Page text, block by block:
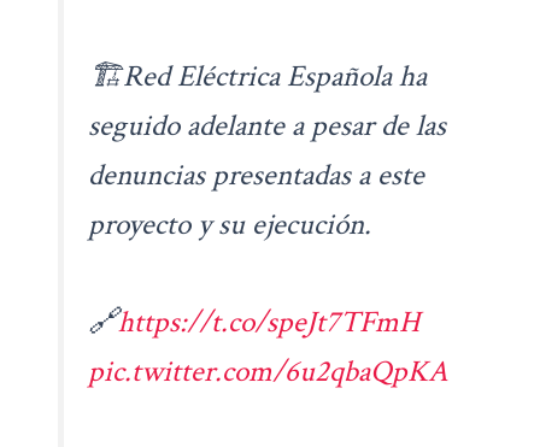
🏗️Red Eléctrica Española ha
seguido adelante a pesar de las
denuncias presentadas a este
proyecto y su ejecución.
🔗https://t.co/speJt7TFmH
pic.twitter.com/6u2qbaQpKA